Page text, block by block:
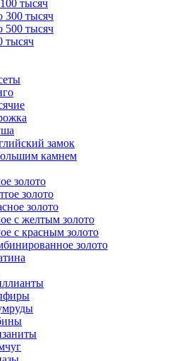
тысяч
300 тысяч
500 тысяч
тысяч
замок
камнем
золото
золото
золото
с желтым золото
с красным золото
золото